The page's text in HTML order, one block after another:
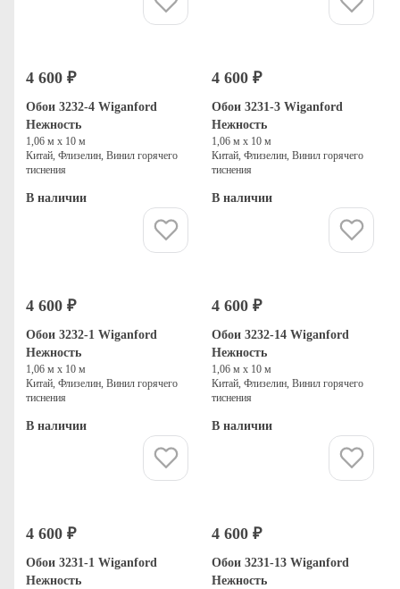
4 600 ₽
Обои 3232-4 Wiganford
Нежность
1,06 м х 10 м
Китай, Флизелин, Винил горячего
тиснения
В наличии
4 600 ₽
Обои 3231-3 Wiganford
Нежность
1,06 м х 10 м
Китай, Флизелин, Винил горячего
тиснения
В наличии
4 600 ₽
Обои 3232-1 Wiganford
Нежность
1,06 м х 10 м
Китай, Флизелин, Винил горячего
тиснения
В наличии
4 600 ₽
Обои 3232-14 Wiganford
Нежность
1,06 м х 10 м
Китай, Флизелин, Винил горячего
тиснения
В наличии
4 600 ₽
Обои 3231-1 Wiganford
Нежность
4 600 ₽
Обои 3231-13 Wiganford
Нежность